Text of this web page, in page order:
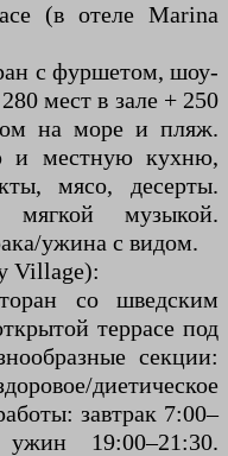
(в отеле Marina
с фуршетом, шоу-
мест в зале + 250
на море и пляж.
и местную кухню,
мясо, десерты.
музыкой.
ужина с видом.
Village):
со шведским
террасе под
секции:
диетическое
завтрак 7:00–
19:00–21:30.